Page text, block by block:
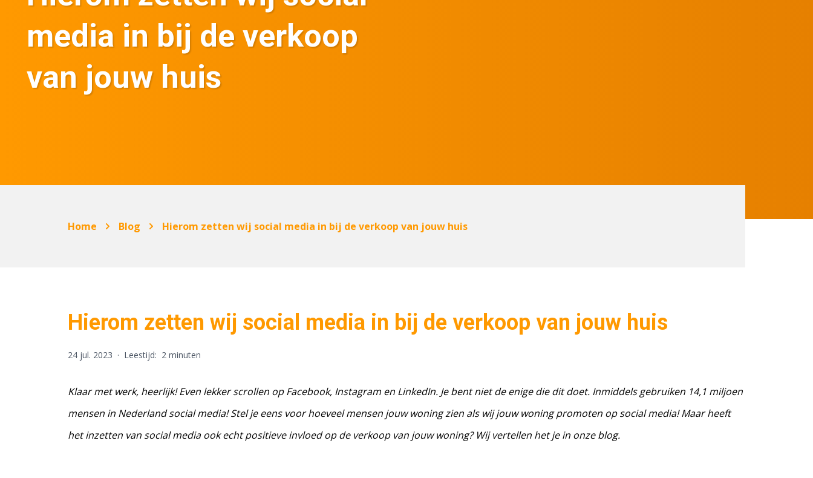
media in bij de verkoop
van jouw huis
Home Blog Hierom zetten wij social media in bij de verkoop van jouw huis
Hierom zetten wij social media in bij de verkoop van jouw huis
24 jul. 2023 · Leestijd: 2 minuten
Klaar met werk, heerlijk! Even lekker scrollen op Facebook, Instagram en LinkedIn. Je bent niet de enige die dit doet. Inmiddels gebruiken 14,1 miljoen
mensen in Nederland social media! Stel je eens voor hoeveel mensen jouw woning zien als wij jouw woning promoten op social media! Maar heeft
het inzetten van social media ook echt positieve invloed op de verkoop van jouw woning? Wij vertellen het je in onze blog.